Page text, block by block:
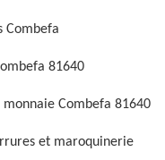
Combefa
81640
Combefa 81640
et maroquinerie